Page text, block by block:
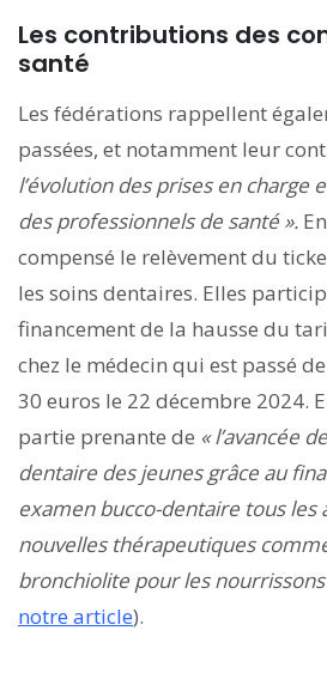
Les contributions des
santé
Les fédérations rappellent
passées, et notamment leur
l’évolution des prises en charge
des professionnels de santé ».
compensé le relèvement du
les soins dentaires. Elles
financement de la hausse du
chez le médecin qui est passé
30 euros le 22 décembre 2024.
partie prenante de « l’avancée
dentaire des jeunes grâce au
examen bucco-dentaire tous les
nouvelles thérapeutiques
bronchiolite pour les
notre article).